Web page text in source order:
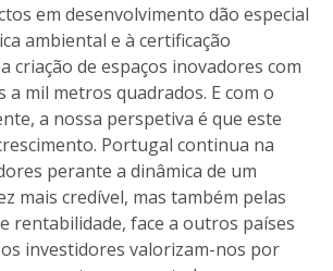
em desenvolvimento dão especial
ambiental e à certificação
criação de espaços inovadores com
a mil metros quadrados. E com o
a nossa perspetiva é que este
Portugal continua na
perante a dinâmica de um
mais credível, mas também pelas
rentabilidade, face a outros países
investidores valorizam-nos por